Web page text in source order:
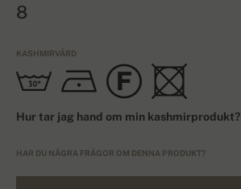
8
KASHMIRVÅRD
Hur tar jag hand om min kashmirprodukt?
HAR DU NÅGRA FRÅGOR OM DENNA PRODUKT?